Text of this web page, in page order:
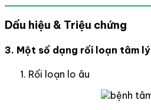
Dấu hiệu & Triệu chứng
3. Một số dạng rối loạn tâm lý
Rối loạn lo âu